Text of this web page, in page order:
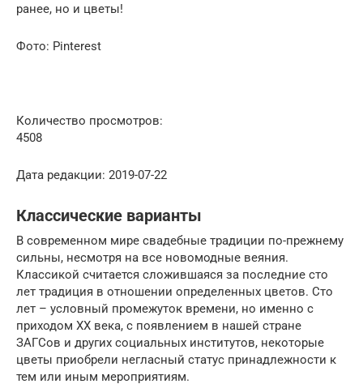
ранее, но и цветы!
Фото: Pinterest
Количество просмотров:
4508
Дата редакции: 2019-07-22
Классические варианты
В современном мире свадебные традиции по-прежнему
сильны, несмотря на все новомодные веяния.
Классикой считается сложившаяся за последние сто
лет традиция в отношении определенных цветов. Сто
лет – условный промежуток времени, но именно с
приходом ХХ века, с появлением в нашей стране
ЗАГСов и других социальных институтов, некоторые
цветы приобрели негласный статус принадлежности к
тем или иным мероприятиям.